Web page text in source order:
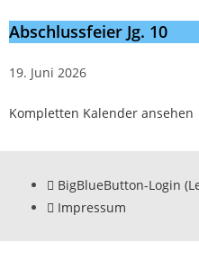
Abschlussfeier Jg. 10
19. Juni 2026
Kompletten Kalender ansehen
BigBlueButton-Login
Impressum